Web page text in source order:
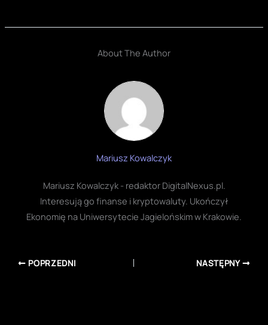
About The Author
Mariusz Kowalczyk
Mariusz Kowalczyk - redaktor DigitalNexus.pl.
Interesują go finanse i kryptowaluty. Ukończył
Ekonomię na Uniwersytecie Jagielońskim w Krakowie.
POPRZEDNI NASTĘPNY